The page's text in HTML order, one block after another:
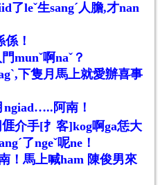
了leˇ生sangˊ人膽,才nan
！
munˇ啊naˇ？
下隻月馬上就愛辦喜事
ngiad…..阿南！
介手[扌客]kog啊ga恁大
了ngeˇ呢ne！
！馬上喊ham 陳俊男來